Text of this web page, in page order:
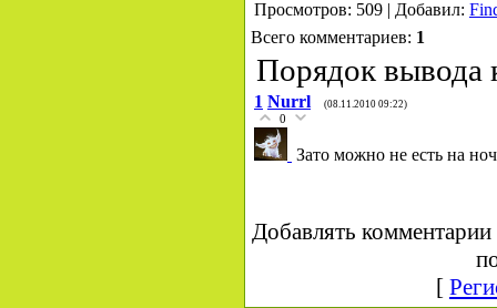
Просмотров: 509 | Добавил:
Всего комментариев: 1
Порядок вывода
1 Nurrl (08.11.2010 09:22)
0
Зато можно не есть на
Добавлять комментарии
[